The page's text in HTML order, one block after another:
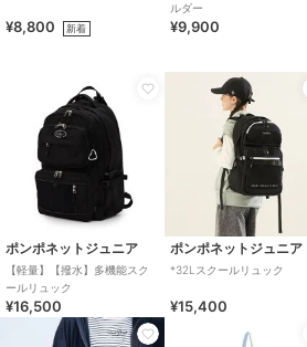
¥8,800 新着
ルダー
¥9,900
ポンポネットジュニア
【軽量】【撥水】多機能スク
ールリュック
¥16,500
ポンポネットジュニア
*32Lスクールリュック
¥15,400